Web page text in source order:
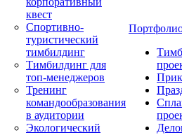
квест
Спортивно-
туристический
тимбилдинг
Тимбилдинг для
топ-менеджеров
Тренинг
командообразования
в аудитории
Экологический